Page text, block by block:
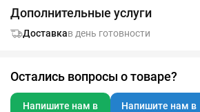
Дополнительные услуги
Доставкав день готовности
Остались вопросы о товаре?
Напишите нам в
Напишите нам в